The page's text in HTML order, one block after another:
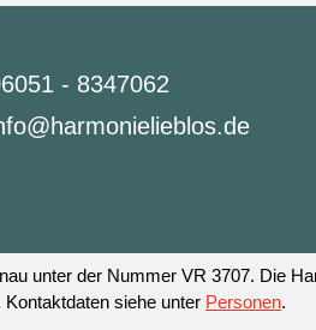
- 8347062
unter der Nummer VR 3707. Die
siehe unter Personen.